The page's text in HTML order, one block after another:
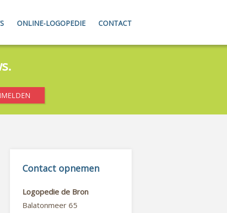
ONLINE-LOGOPEDIE CONTACT
Contact opnemen
Logopedie de Bron
Balatonmeer 65